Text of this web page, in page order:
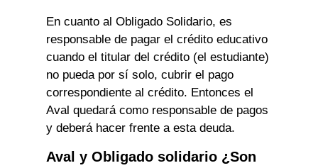
En cuanto al Obligado Solidario, es
responsable de pagar el crédito educativo
cuando el titular del crédito (el estudiante)
no pueda por sí solo, cubrir el pago
correspondiente al crédito. Entonces el
Aval quedará como responsable de pagos
y deberá hacer frente a esta deuda.
Aval y Obligado solidario ¿Son